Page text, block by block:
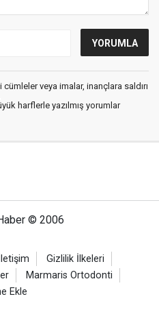
veya imalar, inançlara saldırı
harflerle yazılmış yorumlar
© 2006
Gizlilik İlkeleri
Marmaris Ortodonti
Ekle